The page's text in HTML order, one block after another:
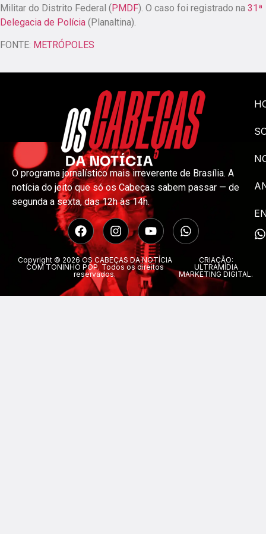
Militar do Distrito Federal (PMDF). O caso foi registrado na 31ª
Delegacia de Polícia (Planaltina).
FONTE: METRÓPOLES
O programa jornalístico mais irreverente de Brasília. A
notícia do jeito que só os Cabeças sabem passar — de
segunda a sexta, das 12h às 14h.
Copyright © 2026 OS CABEÇAS DA NOTÍCIA
COM TONINHO POP. Todos os direitos
reservados.
CRIAÇÃO:
ULTRAMÍDIA
MARKETING DIGITAL.